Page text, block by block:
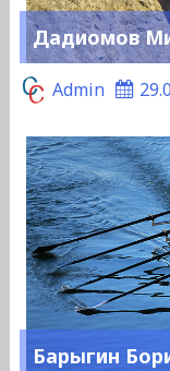
Дадиомов
Admin
Барыгин